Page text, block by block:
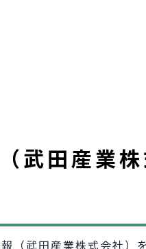
武田産業
（武田産業株式会社）